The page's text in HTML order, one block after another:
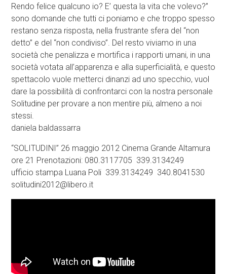
Rendo felice qualcuno io? E’ questa la vita che volevo?”
sono domande che tutti ci poniamo e che troppo spesso
restano senza risposta, nella frustrante sfera del “non
detto” e del “non condiviso”. Del resto viviamo in una
società che penalizza e mortifica i rapporti umani, in una
società votata all’apparenza e alla superficialità, e questo
spettacolo vuole metterci dinanzi ad uno specchio, vuol
dare la possibilità di confrontarci con la nostra personale
Solitudine per provare a non mentire più, almeno a noi
stessi.
daniela baldassarra
“SOLITUDINI” 26 maggio 2012 Cinema Grande Altamura
ore 21 Prenotazioni: 080.3117705 339.3134249
ufficio stampa Luana Poli 339.3134249 340.8041530
solitudini2012@libero.it